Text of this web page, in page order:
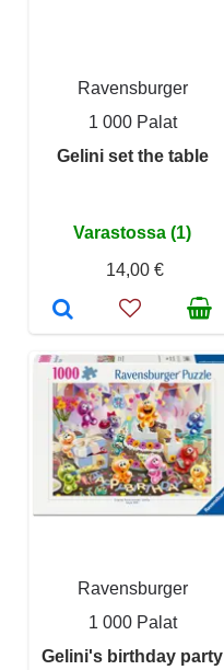
Ravensburger
1 000 Palat
Gelini set the table
Varastossa (1)
14,00 €
Ravensburger
1 000 Palat
Gelini's birthday party